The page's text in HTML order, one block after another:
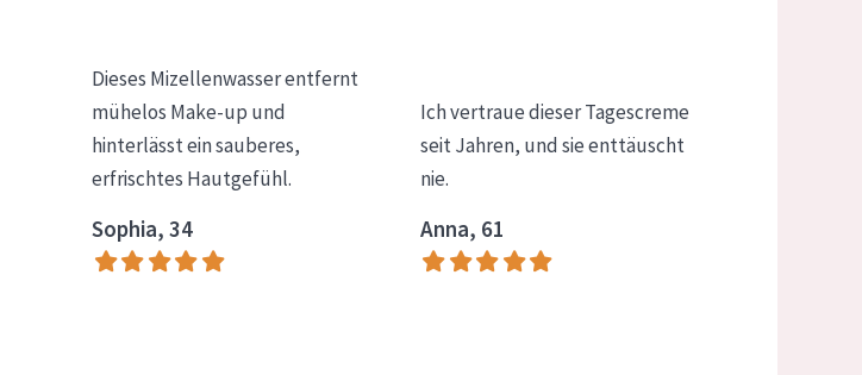
Dieses Mizellenwasser entfernt
mühelos Make-up und
hinterlässt ein sauberes,
erfrischtes Hautgefühl.
Sophia, 34
Ich vertraue dieser Tagescreme
seit Jahren, und sie enttäuscht
nie.
Anna, 61